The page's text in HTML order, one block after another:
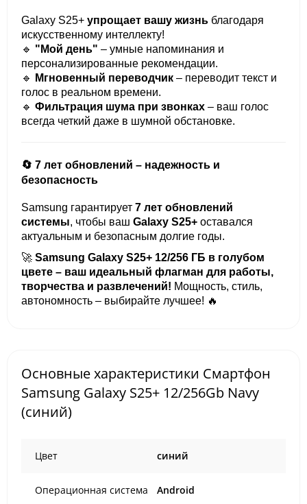
Galaxy S25+ упрощает вашу жизнь благодаря
искусственному интеллекту!
🔹 "Мой день" – умные напоминания и
персонализированные рекомендации.
🔹
Мгновенный переводчик – переводит текст и
голос в реальном времени.
🔹 Фильтрация шума при звонках – ваш голос
всегда четкий даже в шумной обстановке.
🔄 7 лет обновлений – надежность и
безопасность
Samsung гарантирует 7 лет обновлений
системы, чтобы ваш Galaxy S25+ оставался
актуальным и безопасным долгие годы.
🚀 Samsung Galaxy S25+ 12/256 ГБ в голубом
цвете – ваш идеальный флагман для работы,
творчества и развлечений! Мощность, стиль,
автономность – выбирайте лучшее! 🔥
Основные характеристики Смартфон
Samsung Galaxy S25+ 12/256Gb Navy
(синий)
Цвет синий
Операционная система Android